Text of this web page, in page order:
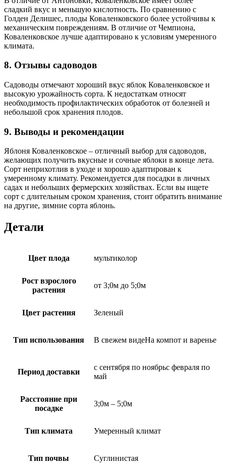
сладкий вкус и меньшую кислотность. По сравнению с
Голден Делишес, плоды Коваленковского более устойчивы к
механическим повреждениям. В отличие от Чемпиона,
Коваленковское лучше адаптировано к условиям умеренного
климата.
8. Отзывы садоводов
Садоводы отмечают хороший вкус яблок Коваленковское и
высокую урожайность сорта. К недостаткам относят
необходимость профилактических обработок от болезней и
небольшой срок хранения плодов.
9. Выводы и рекомендации
Яблоня Коваленковское – отличный выбор для садоводов,
желающих получить вкусные и сочные яблоки в конце лета.
Сорт неприхотлив в уходе и хорошо адаптирован к
умеренному климату. Рекомендуется для посадки в личных
садах и небольших фермерских хозяйствах. Если вы ищете
сорт с длительным сроком хранения, стоит обратить внимание
на другие, зимние сорта яблонь.
Детали
Цвет плода мультиколор
Рост взрослого
растения
от 3;0м до 5;0м
Цвет растения Зеленый
Тип использования В свежем видеНа компот и варенье
Период доставки
с сентября по ноябрьс февраля по
май
Расстояние при
посадке
3;0м – 5;0м
Тип климата Умеренный климат
Тип почвы Суглинистая